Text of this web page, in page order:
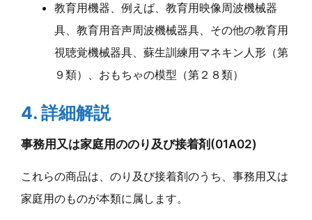
教育用機器、例えば、教育用映像周波機械器
具、教育用音声周波機械器具、その他の教育用
視聴覚機械器具、蘇生訓練用マネキン人形（第
９類）、おもちゃの模型（第２８類）
4. 詳細解説
事務用又は家庭用ののり及び接着剤(01A02)
これらの商品は、のり及び接着剤のうち、事務用又は
家庭用のものが本類に属します。